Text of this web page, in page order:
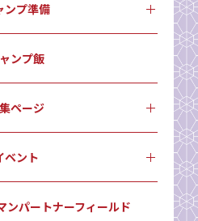
ンプ準備
ンプ飯
ページ
ベント
ンパートナーフィールド